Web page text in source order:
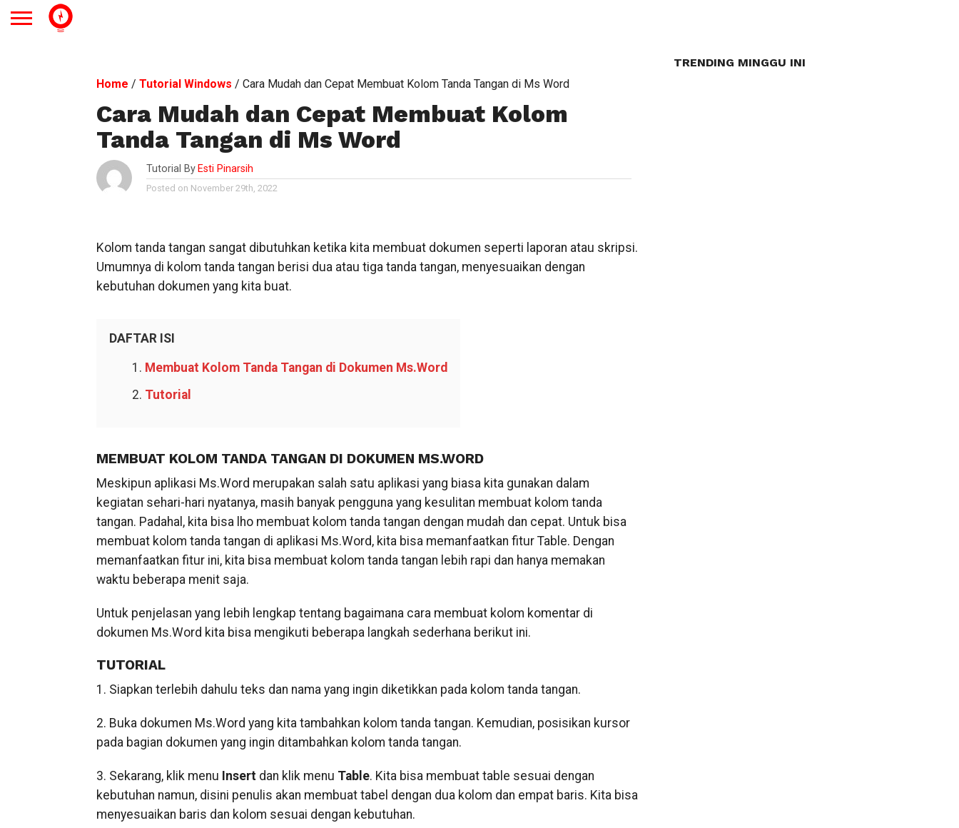
Home / Tutorial Windows / Cara Mudah dan Cepat Membuat Kolom Tanda Tangan di Ms Word
Cara Mudah dan Cepat Membuat Kolom
Tanda Tangan di Ms Word
Tutorial By Esti Pinarsih
Posted on November 29th, 2022
Kolom tanda tangan sangat dibutuhkan ketika kita membuat dokumen seperti laporan atau skripsi.
Umumnya di kolom tanda tangan berisi dua atau tiga tanda tangan, menyesuaikan dengan
kebutuhan dokumen yang kita buat.
DAFTAR ISI
Membuat Kolom Tanda Tangan di Dokumen Ms.Word
Tutorial
MEMBUAT KOLOM TANDA TANGAN DI DOKUMEN MS.WORD
Meskipun aplikasi Ms.Word merupakan salah satu aplikasi yang biasa kita gunakan dalam
kegiatan sehari-hari nyatanya, masih banyak pengguna yang kesulitan membuat kolom tanda
tangan. Padahal, kita bisa lho membuat kolom tanda tangan dengan mudah dan cepat. Untuk bisa
membuat kolom tanda tangan di aplikasi Ms.Word, kita bisa memanfaatkan fitur Table. Dengan
memanfaatkan fitur ini, kita bisa membuat kolom tanda tangan lebih rapi dan hanya memakan
waktu beberapa menit saja.
Untuk penjelasan yang lebih lengkap tentang bagaimana cara membuat kolom komentar di
dokumen Ms.Word kita bisa mengikuti beberapa langkah sederhana berikut ini.
TUTORIAL
1. Siapkan terlebih dahulu teks dan nama yang ingin diketikkan pada kolom tanda tangan.
2. Buka dokumen Ms.Word yang kita tambahkan kolom tanda tangan. Kemudian, posisikan kursor
pada bagian dokumen yang ingin ditambahkan kolom tanda tangan.
3. Sekarang, klik menu Insertdan klik menu Table. Kita bisa membuat table sesuai dengan
kebutuhan namun, disini penulis akan membuat tabel dengan dua kolom dan empat baris. Kita bisa
menyesuaikan baris dan kolom sesuai dengan kebutuhan.
TRENDING MINGGU INI